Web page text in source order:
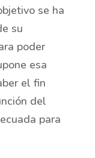
se ha
su
poder
esa
el fin
del
para